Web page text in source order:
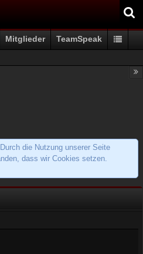
Mitglieder TeamSpeak
die Nutzung unserer Seite
dass wir Cookies setzen.